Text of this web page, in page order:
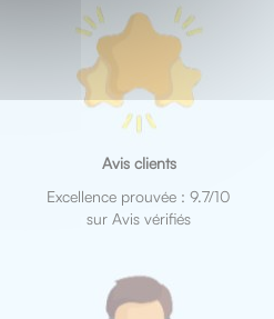
Avis clients
Excellence prouvée : 9.7/10
sur Avis vérifiés